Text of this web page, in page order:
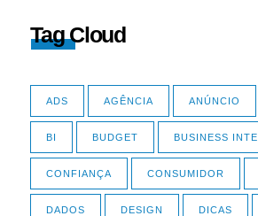
Tag Cloud
ADS AGÊNCIA ANÚNCIO
BI BUDGET BUSINESS
CONFIANÇA CONSUMIDOR
DADOS DESIGN DICAS